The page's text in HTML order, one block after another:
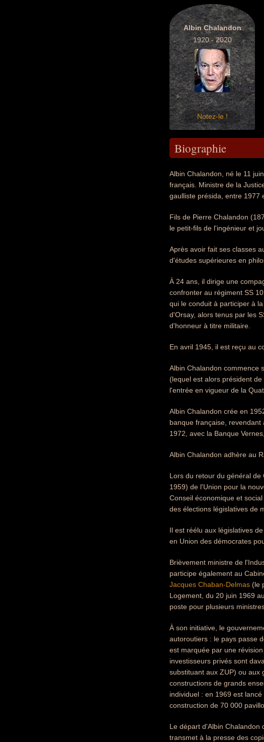
Albin Chalandon
1920 - 2020
Notez-le !
Biographie
Albin Chalandon, né le 11
français. Ministre de la
gaulliste présida, entre 1977
Fils de Pierre Chalandon
le petit-fils de l'ingénieur et
Après avoir fait ses classes
d'études supérieures en
À 24 ans, il dirige une
confronter au régiment SS
qui le conduit à participer à
d'Orsay, alors tenus par les
d'honneur à titre militaire.
En avril 1945, il est reçu au
Albin Chalandon commence
(lequel est alors président
l'entrée en vigueur de la
Albin Chalandon crée en
banque française,
1972, avec la Banque
Albin Chalandon adhère au
Lors du retour du général
1959) de l'Union pour la
Conseil économique et
des élections législatives de
Il est réélu aux législatives
en Union des démocrates
Brièvement ministre de
participe également au
Jacques Chaban-Delmas (le
Logement, du 20 juin 1969
poste pour plusieurs
À son initiative, le
autoroutiers : le pays passe
est marquée par une
investisseurs privés sont
substituant aux ZUP) ou aux
constructions de grands
individuel : en 1969 est
construction de 70 000
Le départ d'Albin Chalandon
transmet à la presse des